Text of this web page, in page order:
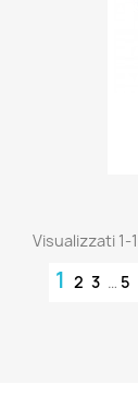
Visualizzati 1-
1 2 3 … 5